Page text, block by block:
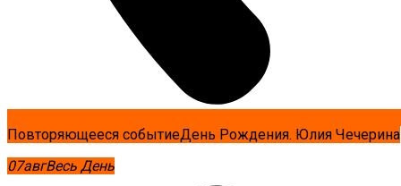
Повторяющееся событиеДень Рождения. Юлия Чечерина
07авгВесь День